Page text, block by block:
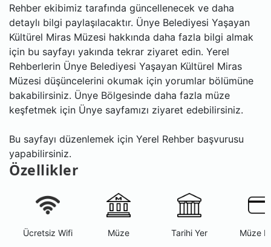
Rehber ekibimiz tarafında güncellenecek ve daha
detaylı bilgi paylaşılacaktır. Ünye Belediyesi Yaşayan
Kültürel Miras Müzesi hakkında daha fazla bilgi almak
için bu sayfayı yakında tekrar ziyaret edin. Yerel
Rehberlerin Ünye Belediyesi Yaşayan Kültürel Miras
Müzesi düşüncelerini okumak için yorumlar bölümüne
bakabilirsiniz. Ünye Bölgesinde daha fazla müze
keşfetmek için Ünye sayfamızı ziyaret edebilirsiniz.
Bu sayfayı düzenlemek için Yerel Rehber başvurusu
yapabilirsiniz.
Özellikler
Ücretsiz Wifi Müze Tarihi Yer Müze